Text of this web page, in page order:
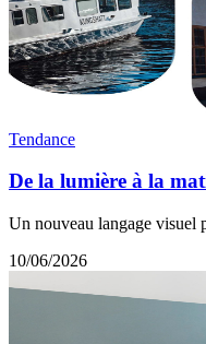
Tendance
De la lumière à la
Un nouveau langage visuel
10/06/2026